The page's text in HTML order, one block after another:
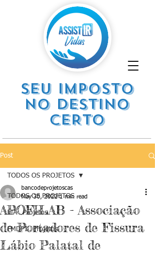
SEU IMPOSTO
NO DESTINO
CERTO
Post
TODOS OS PROJETOS
FIA . Projetos
FMDPI . Projetos
TODOS OS PROJETOS
APOFILAB - Associação
de Portadores de Fissura
Lábio Palatal de
bancodeprojetoscas
May 30, 2022 1 min read